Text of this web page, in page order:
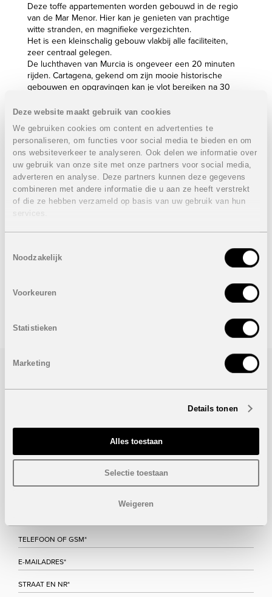
Deze website maakt gebruik van cookies
We gebruiken cookies om content en advertenties te
personaliseren, om functies voor social media te bieden en om
ons websiteverkeer te analyseren. Ook delen we informatie over
uw gebruik van onze site met onze partners voor social media,
adverteren en analyse. Deze partners kunnen deze gegevens
combineren met andere informatie die u aan ze heeft verstrekt
of die ze hebben verzameld op basis van uw gebruik van hun
services.
Noodzakelijk
Voorkeuren
Statistieken
Marketing
Details tonen
Alles toestaan
Selectie toestaan
Weigeren
Deze toffe appartementen worden gebouwd in de regio
van de Mar Menor. Hier kan je genieten van prachtige
witte stranden, en magnifieke vergezichten.
Het is een kleinschalig gebouw vlakbij alle faciliteiten,
zeer centraal gelegen.
De luchthaven van Murcia is ongeveer een 20 minuten
rijden. Cartagena, gekend om zijn mooie historische
gebouwen en opgravingen kan je vlot bereiken na 30
Er worden appartementen en duplexen gebouwd met 2
of 3 slaapkamers. De duplexen hebben nog een heel
groot dakterras.
Elk appartement heeft een eigen parkeerplaats en
berging, deze is inbegrepen in de prijs.
Appartement met 3 slaapkamers en 2 badkamers
VERKOCHT
Wenst u meer informatie over dit project, gelieve dan dit
hoogte.